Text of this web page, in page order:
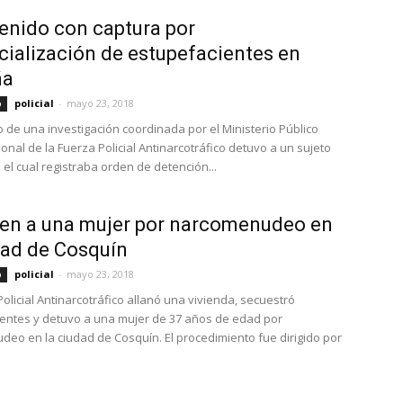
con captura por
de estupefacientes en
policial - mayo 23, 2018
de una investigación coordinada por el Ministerio Público
de la Fuerza Policial Antinarcotráfico detuvo a un sujeto
el cual registraba orden de detención...
a una mujer por narcomenudeo en
de Cosquín
policial - mayo 23, 2018
Antinarcotráfico allanó una vivienda, secuestró
y detuvo a una mujer de 37 años de edad por
en la ciudad de Cosquín. El procedimiento fue dirigido por